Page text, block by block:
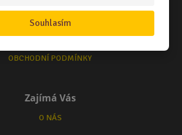
Souhlasím
TERMÍNY ODESLÁNÍ ZBOŽÍ
ZPŮSOB DORUČENÍ
OBCHODNÍ PODMÍNKY
Zajímá Vás
O NÁS